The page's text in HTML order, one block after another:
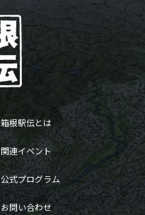
箱根駅伝とは
関連イベント
公式プログラム
お問い合わせ